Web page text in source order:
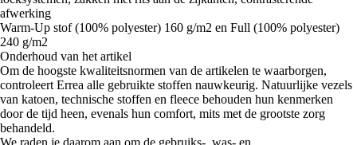
afwerking
Warm-Up stof (100% polyester) 160 g/m2 en Full (100% polyester)
240 g/m2
Onderhoud van het artikel
Om de hoogste kwaliteitsnormen van de artikelen te waarborgen,
controleert Errea alle gebruikte stoffen nauwkeurig. Natuurlijke vezels
van katoen, technische stoffen en fleece behouden hun kenmerken
door de tijd heen, evenals hun comfort, mits met de grootste zorg
behandeld.